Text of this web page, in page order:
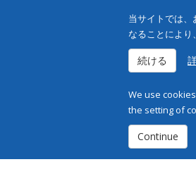
当サイトでは
なることにより
続ける
We use
the setting of
Continue